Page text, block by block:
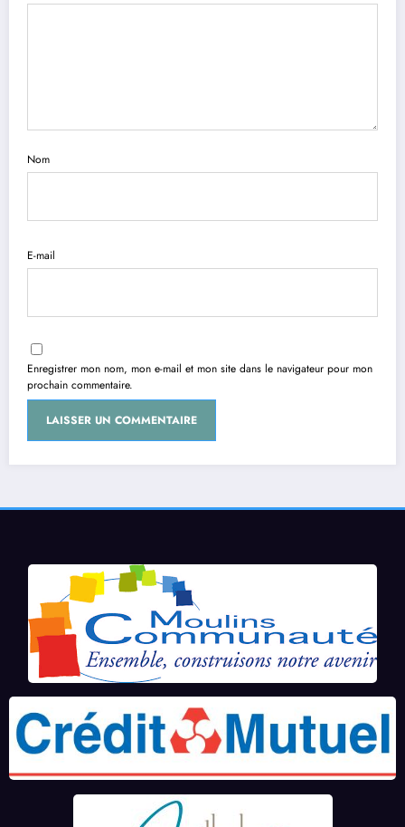
Nom
E-mail
Enregistrer mon nom, mon e-mail et mon site dans le navigateur pour mon
prochain commentaire.